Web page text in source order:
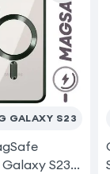
GALAXY S23
S23